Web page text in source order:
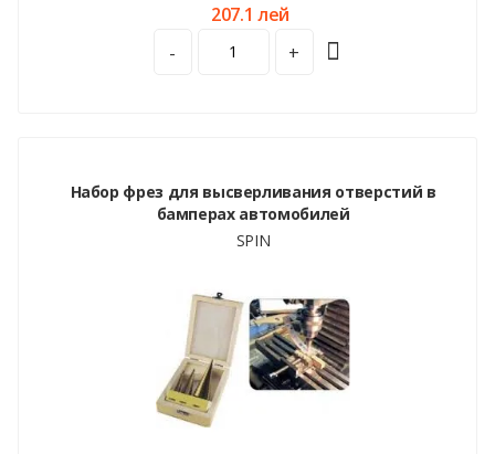
207.1 лей
-
+
Набор фрез для высверливания отверстий в
бамперах автомобилей
SPIN